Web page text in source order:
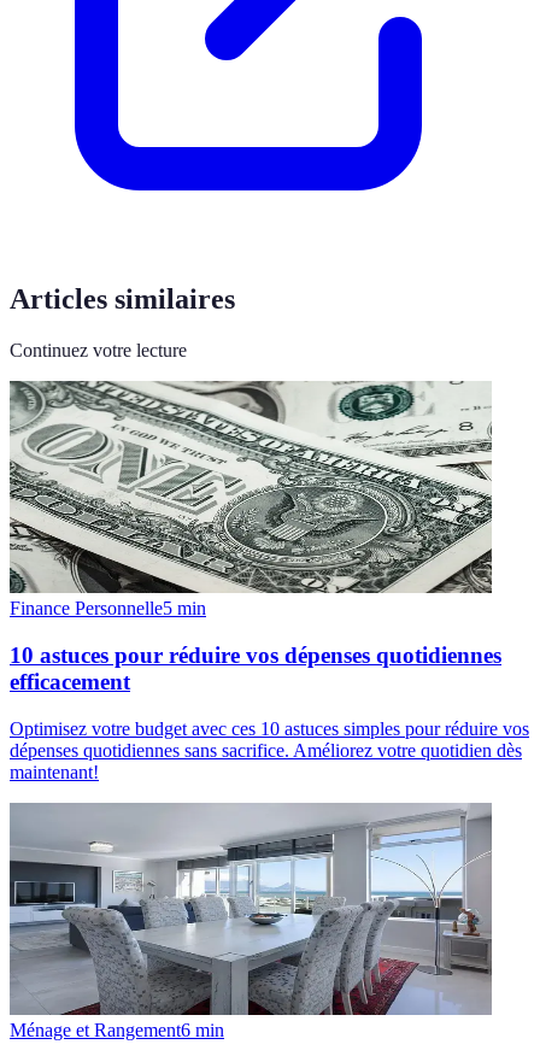
Articles similaires
Continuez votre lecture
Finance Personnelle5 min
10 astuces pour réduire vos dépenses quotidiennes
efficacement
Optimisez votre budget avec ces 10 astuces simples pour réduire vos
dépenses quotidiennes sans sacrifice. Améliorez votre quotidien dès
maintenant!
Ménage et Rangement6 min